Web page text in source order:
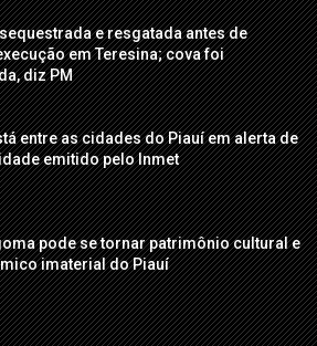
e resgatada antes de
em Teresina; cova foi
diz PM
entre as cidades do Piauí em alerta de
emitido pelo Inmet
pode se tornar patrimônio cultural e
imaterial do Piauí